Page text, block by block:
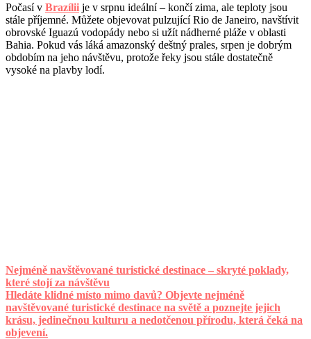
Počasí v Brazílii je v srpnu ideální – končí zima, ale teploty jsou
stále příjemné. Můžete objevovat pulzující Rio de Janeiro, navštívit
obrovské Iguazú vodopády nebo si užít nádherné pláže v oblasti
Bahia. Pokud vás láká amazonský deštný prales, srpen je dobrým
obdobím na jeho návštěvu, protože řeky jsou stále dostatečně
vysoké na plavby lodí.
Nejméně navštěvované turistické destinace – skryté poklady,
které stojí za návštěvu
Hledáte klidné místo mimo davů? Objevte nejméně
navštěvované turistické destinace na světě a poznejte jejich
krásu, jedinečnou kulturu a nedotčenou přírodu, která čeká na
objevení.